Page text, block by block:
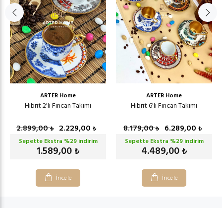
ARTER Home
Hibrit 2'li Fincan Takımı
2.899,00₺ 2.229,00 ₺
Sepette Ekstra %29indirim
1.589,00 ₺
İncele
ARTER Home
Hibrit 6'lı Fincan Takımı
8.179,00₺ 6.289,00 ₺
Sepette Ekstra %29indirim
4.489,00 ₺
İncele